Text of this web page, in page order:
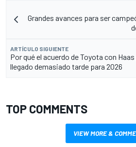
Grandes avances para ser
ARTÍCULO SIGUIENTE
Por qué el acuerdo de Toyota con
llegado demasiado tarde para 2026
TOP COMMENTS
VIEW MORE &